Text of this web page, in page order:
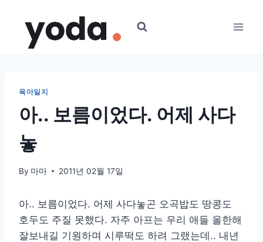
content
육아일지
아.. 보름이었다. 어제 사다
놓
By 마마 2011년 02월 17일
아.. 보름이었다. 어제 사다놓곤 오곡밥도 땅콩도
호두도 주질 못했다. 자주 아프는 우리 애들 올한해
잘보내길 기원하며 시루떡도 하려 그랬는데.. 내년